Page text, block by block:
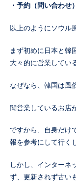
・予約（問い合わせ
以上のようにソウル
まず初めに日本と韓
大々的に営業してい
なぜなら、韓国は風
闇営業しているお店
ですから、自身だけ
報を参考にして行く
しかし、インターネ
ず、更新されず古い